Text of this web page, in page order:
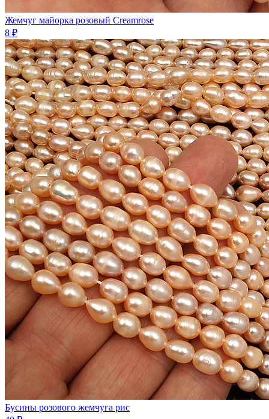
Жемчуг майорка розовый Creamrose
8 ₽
Бусины розового жемчуга рис